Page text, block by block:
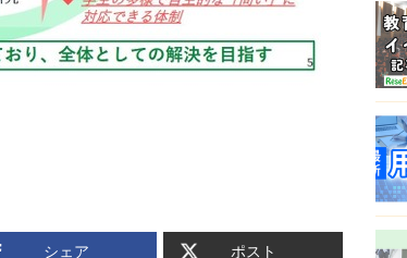
シェア ポスト